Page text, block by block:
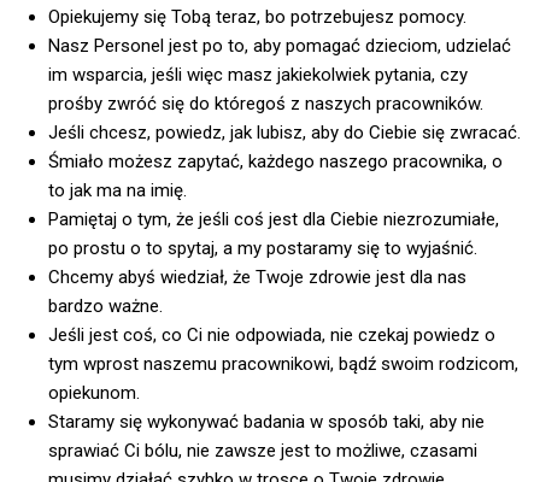
Opiekujemy się Tobą teraz, bo potrzebujesz pomocy.
Nasz Personel jest po to, aby pomagać dzieciom, udzielać
im wsparcia, jeśli więc masz jakiekolwiek pytania, czy
prośby zwróć się do któregoś z naszych pracowników.
Jeśli chcesz, powiedz, jak lubisz, aby do Ciebie się zwracać.
Śmiało możesz zapytać, każdego naszego pracownika, o
to jak ma na imię.
Pamiętaj o tym, że jeśli coś jest dla Ciebie niezrozumiałe,
po prostu o to spytaj, a my postaramy się to wyjaśnić.
Chcemy abyś wiedział, że Twoje zdrowie jest dla nas
bardzo ważne.
Jeśli jest coś, co Ci nie odpowiada, nie czekaj powiedz o
tym wprost naszemu pracownikowi, bądź swoim rodzicom,
opiekunom.
Staramy się wykonywać badania w sposób taki, aby nie
sprawiać Ci bólu, nie zawsze jest to możliwe, czasami